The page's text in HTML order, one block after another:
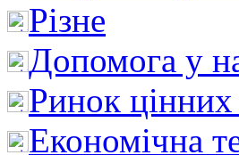
Різне
Допомога у
Ринок цінних
Економічна